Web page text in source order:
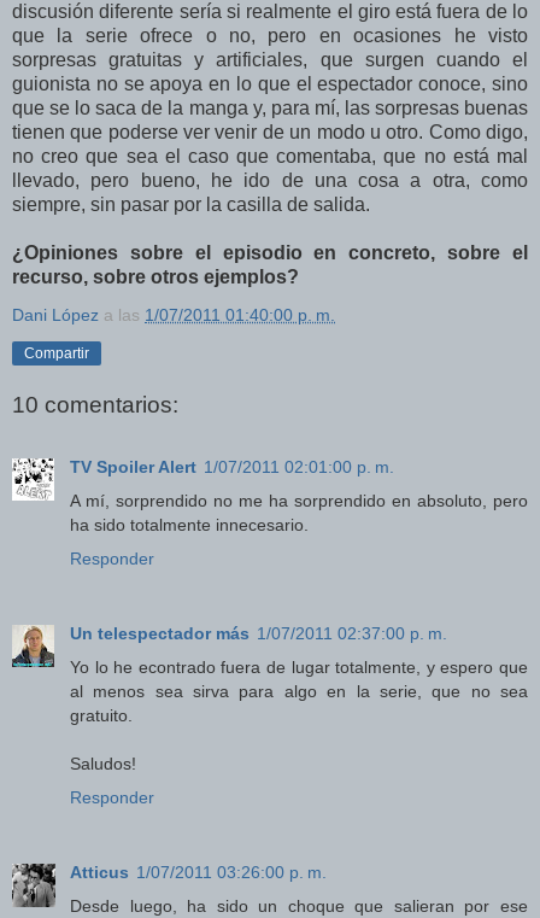
discusión diferente sería si realmente el giro está fuera de lo
que la serie ofrece o no, pero en ocasiones he visto
sorpresas gratuitas y artificiales, que surgen cuando el
guionista no se apoya en lo que el espectador conoce, sino
que se lo saca de la manga y, para mí, las sorpresas buenas
tienen que poderse ver venir de un modo u otro. Como digo,
no creo que sea el caso que comentaba, que no está mal
llevado, pero bueno, he ido de una cosa a otra, como
siempre, sin pasar por la casilla de salida.
¿Opiniones sobre el episodio en concreto, sobre el
recurso, sobre otros ejemplos?
Dani López a las 1/07/2011 01:40:00 p. m.
Compartir
10 comentarios:
TV Spoiler Alert 1/07/2011 02:01:00 p. m.
A mí, sorprendido no me ha sorprendido en absoluto, pero
ha sido totalmente innecesario.
Responder
Un telespectador más 1/07/2011 02:37:00 p. m.
Yo lo he econtrado fuera de lugar totalmente, y espero que
al menos sea sirva para algo en la serie, que no sea
gratuito.
Saludos!
Responder
Atticus 1/07/2011 03:26:00 p. m.
Desde luego, ha sido un choque que salieran por ese